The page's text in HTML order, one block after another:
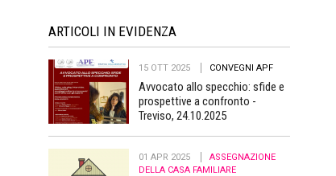
ARTICOLI IN EVIDENZA
15 OTT 2025 CONVEGNI APF
Avvocato allo specchio: sfide e
prospettive a confronto -
Treviso, 24.10.2025
01 APR 2025
ASSEGNAZIONE
DELLA CASA FAMILIARE